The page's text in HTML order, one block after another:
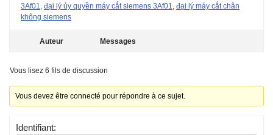
3Af01
đại lý ủy quyền máy cắt siemens 3Af01
đại lý máy cắt chân
không siemens
Auteur Messages
Vous lisez 6 fils de discussion
Vous devez être connecté pour répondre à ce sujet.
Identifiant: